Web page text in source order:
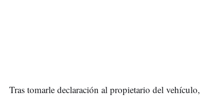
Tras tomarle declaración al propietario del vehículo,